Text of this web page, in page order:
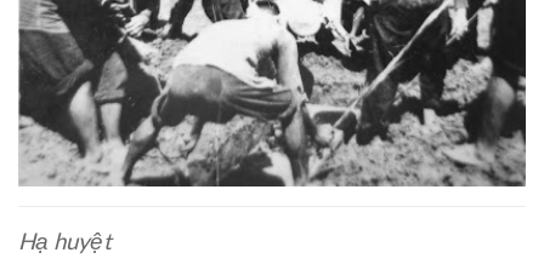
Hạ huyệt